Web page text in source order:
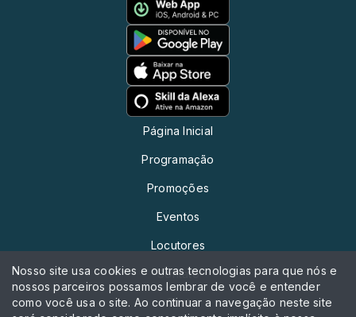
Página Inicial
Programação
Promoções
Eventos
Locutores
Contato
Chat
Nosso site usa cookies e outras tecnologias para que nós e
nossos parceiros possamos lembrar de você e entender
como você usa o site. Ao continuar a navegação neste site